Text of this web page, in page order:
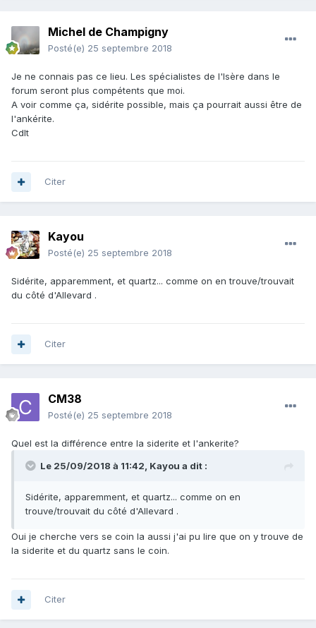
Michel de Champigny
Posté(e) 25 septembre 2018
Je ne connais pas ce lieu. Les spécialistes de l'Isère dans le
forum seront plus compétents que moi.
A voir comme ça, sidérite possible, mais ça pourrait aussi être de
l'ankérite.
Cdlt
Citer
Kayou
Posté(e) 25 septembre 2018
Sidérite, apparemment, et quartz... comme on en trouve/trouvait
du côté d'Allevard .
Citer
CM38
Posté(e) 25 septembre 2018
Quel est la différence entre la siderite et l'ankerite?
Le 25/09/2018 à 11:42, Kayou a dit :
Sidérite, apparemment, et quartz... comme on en
trouve/trouvait du côté d'Allevard .
Oui je cherche vers se coin la aussi j'ai pu lire que on y trouve de
la siderite et du quartz sans le coin.
Citer